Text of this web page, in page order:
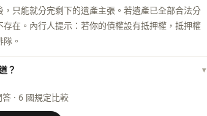
只能就分完剩下的遺產主張。若遺產已全部合法分
在。內行人提示：若你的債權設有抵押權，抵押權
。
？ ▾
· 6 國規定比較